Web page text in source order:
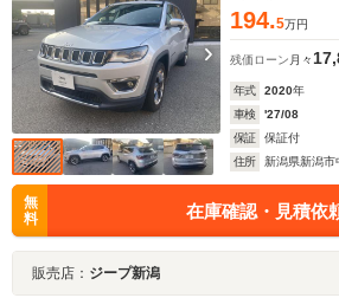
194.5万円
残価ローン 月々
年式 2020年
車検
'27/08
保証
保証付
住所
新潟県新潟市
無
料
在庫確認・見積依
販売店： ジープ新潟